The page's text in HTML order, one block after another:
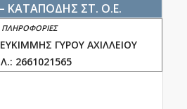
ΚΑΤΑΠΟΔΗΣ ΣΤ. Ο.Ε.
ΓΥΡΟΥ ΑΧΙΛΛΕΙΟΥ
2661021565